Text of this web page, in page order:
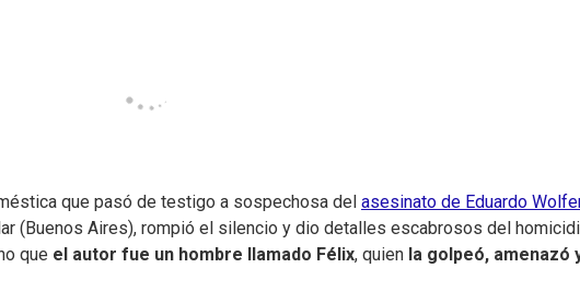
que pasó de testigo a sospechosa del asesinato de Eduardo
(Buenos Aires), rompió el silencio y dio detalles escabrosos del
que el autor fue un hombre llamado Félix, quien la golpeó, amenazó